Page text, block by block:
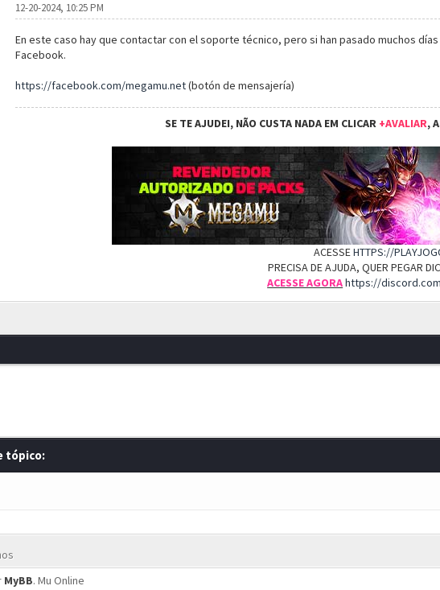
12-20-2024, 10:25 PM
En este caso hay que contactar con el soporte técnico, pero si han pasado muchos
Facebook.
https://facebook.com/megamu.net(botón de mensajería)
SE TE AJUDEI, NÃO CUSTA NADA EM CLICAR +AVALIAR,
ACESSEHTTPS://
PRECISA DE AJUDA, QUER PEGAR
ACESSE AGORAhttps://
tópico:
MyBB.Mu Online